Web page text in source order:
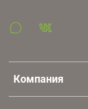
Компания